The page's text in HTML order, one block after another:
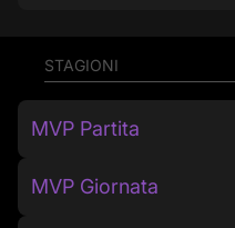
STAGIONI
MVP Partita
MVP Giornata